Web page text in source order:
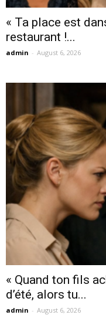
« Ta place est
restaurant !...
admin - August 6, 2026
« Quand ton fils
d’été, alors tu...
admin - August 6, 2026